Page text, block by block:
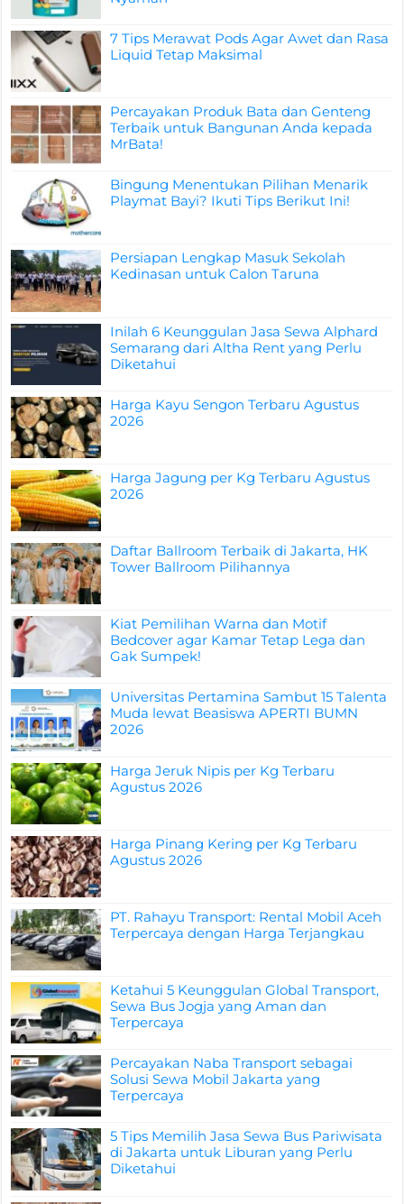
7 Tips Merawat Pods Agar Awet dan Rasa
Liquid Tetap Maksimal
Percayakan Produk Bata dan Genteng
Terbaik untuk Bangunan Anda kepada
MrBata!
Bingung Menentukan Pilihan Menarik
Playmat Bayi? Ikuti Tips Berikut Ini!
Persiapan Lengkap Masuk Sekolah
Kedinasan untuk Calon Taruna
Inilah 6 Keunggulan Jasa Sewa Alphard
Semarang dari Altha Rent yang Perlu
Diketahui
Harga Kayu Sengon Terbaru Agustus
2026
Harga Jagung per Kg Terbaru Agustus
2026
Daftar Ballroom Terbaik di Jakarta, HK
Tower Ballroom Pilihannya
Kiat Pemilihan Warna dan Motif
Bedcover agar Kamar Tetap Lega dan
Gak Sumpek!
Universitas Pertamina Sambut 15 Talenta
Muda lewat Beasiswa APERTI BUMN
2026
Harga Jeruk Nipis per Kg Terbaru
Agustus 2026
Harga Pinang Kering per Kg Terbaru
Agustus 2026
PT. Rahayu Transport: Rental Mobil Aceh
Terpercaya dengan Harga Terjangkau
Ketahui 5 Keunggulan Global Transport,
Sewa Bus Jogja yang Aman dan
Terpercaya
Percayakan Naba Transport sebagai
Solusi Sewa Mobil Jakarta yang
Terpercaya
5 Tips Memilih Jasa Sewa Bus Pariwisata
di Jakarta untuk Liburan yang Perlu
Diketahui